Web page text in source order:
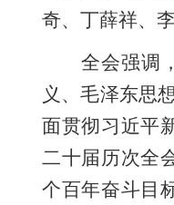
奇、丁薛祥、
全会强调，
义、毛泽东思
面贯彻习近平
二十届历次全
个百年奋斗目